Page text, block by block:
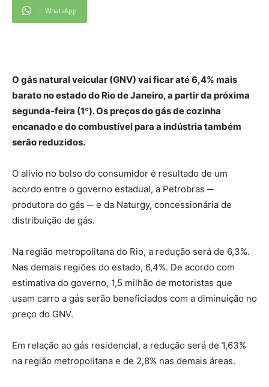
WhatsApp
O gás natural veicular (GNV) vai ficar até 6,4% mais
barato no estado do Rio de Janeiro, a partir da próxima
segunda-feira (1º). Os preços do gás de cozinha
encanado e do combustível para a indústria também
serão reduzidos.
O alívio no bolso do consumidor é resultado de um
acordo entre o governo estadual, a Petrobras ─
produtora do gás ─ e da Naturgy, concessionária de
distribuição de gás.
Na região metropolitana do Rio, a redução será de 6,3%.
Nas demais regiões do estado, 6,4%. De acordo com
estimativa do governo, 1,5 milhão de motoristas que
usam carro a gás serão beneficiados com a diminuição no
preço do GNV.
Em relação ao gás residencial, a redução será de 1,63%
na região metropolitana e de 2,8% nas demais áreas.